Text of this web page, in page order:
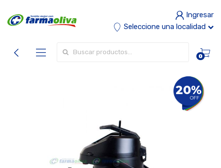
Ingresar
Seleccione una localidad
0
20%
OFF